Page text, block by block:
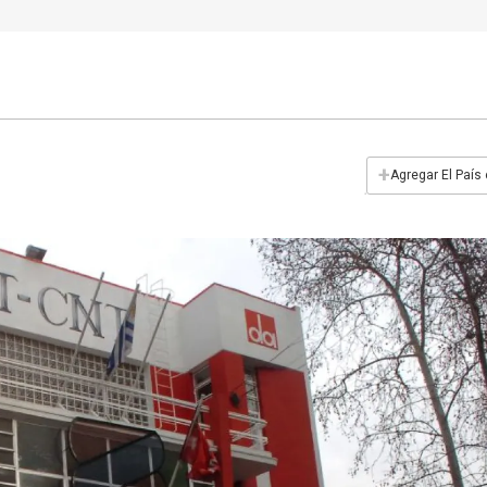
+Agregar El País